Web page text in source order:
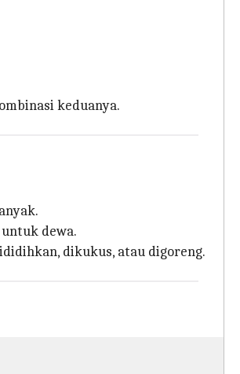
keduanya.
dewa.
dikukus, atau digoreng.